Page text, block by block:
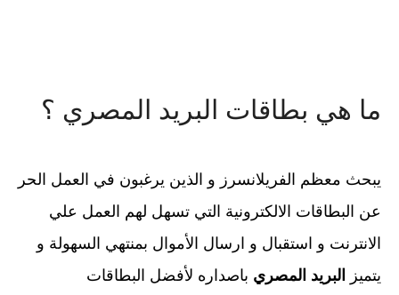
ما هي بطاقات البريد المصري ؟
يبحث معظم الفريلانسرز و الذين يرغبون في العمل الحر
عن البطاقات الالكترونية التي تسهل لهم العمل علي
الانترنت و استقبال و ارسال الأموال بمنتهي السهولة و
يتميز
البريد المصري باصداره لأفضل البطاقات